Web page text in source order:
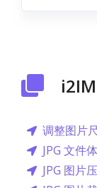
调整图片
JPG 文件
JPG 图片